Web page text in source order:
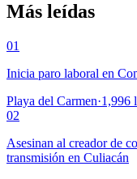
Más leídas
01
Inicia paro laboral en
Playa del Carmen·1,996
02
Asesinan al creador de
transmisión en Culiacán